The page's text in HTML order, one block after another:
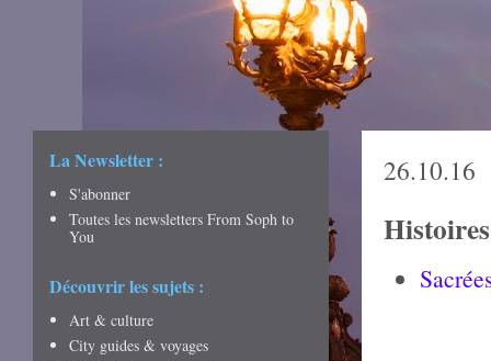
CRÉATIVITÉ - ART
26.10.16
La Newsletter :
S'abonner
Toutes les newsletters From Soph to
You
Découvrir les sujets :
Art & culture
City guides & voyages